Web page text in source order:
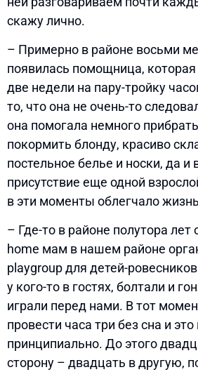
скажу лично.
– Примерно в районе восьми
появилась помощница, которая
две недели на пару-тройку
то, что она не очень-то
она помогала немного
покормить блонду, красиво
постельное белье и носки, да и
присутствие еще одной
в эти моменты облегчало
– Где-то в районе полутора лет
home мам в нашем районе
playgroup для детей-
у кого-то в гостях, болтали и
играли перед нами. В тот
провести часа три без сна и
принципиально. До этого
сторону – двадцать в другую,